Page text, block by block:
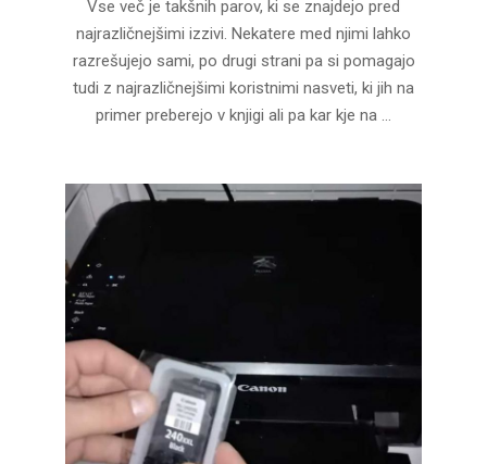
Vse več je takšnih parov, ki se znajdejo pred
najrazličnejšimi izzivi. Nekatere med njimi lahko
razrešujejo sami, po drugi strani pa si pomagajo
tudi z najrazličnejšimi koristnimi nasveti, ki jih na
primer preberejo v knjigi ali pa kar kje na …